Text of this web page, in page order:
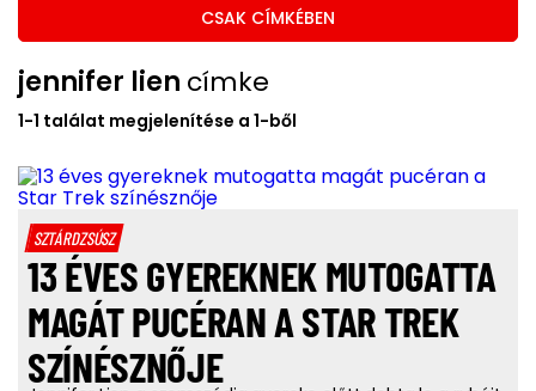
CSAK CÍMKÉBEN
jennifer lien címke
1-1 találat megjelenítése a 1-ből
SZTÁRDZSÚSZ
13 ÉVES GYEREKNEK MUTOGATTA
MAGÁT PUCÉRAN A STAR TREK
SZÍNÉSZNŐJE